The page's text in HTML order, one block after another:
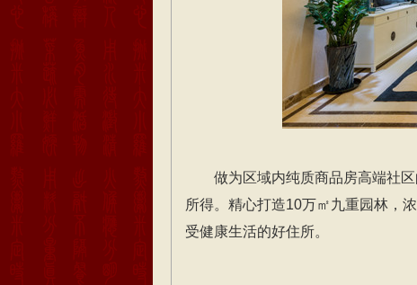
做为区域内纯质商品房高端社
所得。精心打造10万㎡九重园林，
受健康生活的好住所。